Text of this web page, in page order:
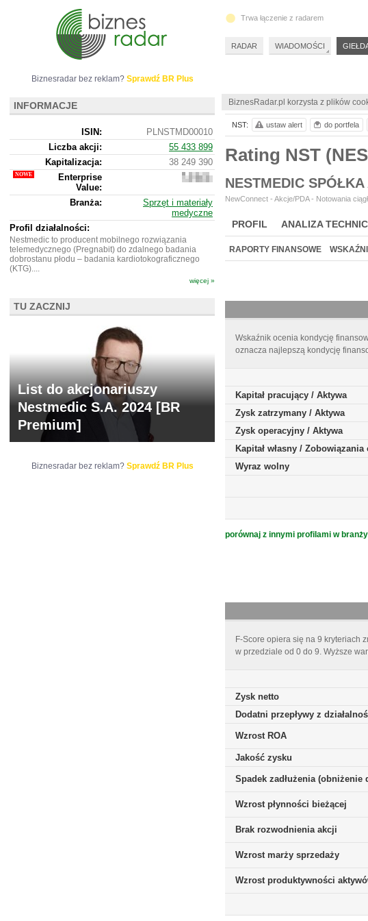
BiznesRadar.pl korzysta z plików
Rating NST
NESTMEDIC
NewConnect - Akcje/PDA - Notowania
PROFIL ANALIZA
RAPORTY FINANSOWE
Wskaźnik ocenia kondycję
oznacza najlepszą kondycję
Kapitał pracujący / Aktywa
Zysk zatrzymany / Aktywa
Zysk operacyjny / Aktywa
Kapitał własny / Zobowiązania
Wyraz wolny
porównaj z innymi profilami w
F-Score opiera się na 9 kryteriach
w przedziale od 0 do 9. Wyższe
Zysk netto
Dodatni przepływy z
Wzrost ROA
Jakość zysku
Spadek zadłużenia (obniżenie
Wzrost płynności bieżącej
Brak rozwodnienia akcji
Wzrost marży sprzedaży
Wzrost produktywności
NST: ustaw alert do portfela
Biznesradar bez reklam? Sprawdź BR Plus
INFORMACJE
ISIN:
PLNSTMD00010
Liczba akcji:
55 433 899
Kapitalizacja:
38 249 390
Enterprise
Value:
37
390
Branża:
Sprzęt i materiały
medyczne
Profil działalności:
Nestmedic to producent mobilnego rozwiązania
telemedycznego (Pregnabit) do zdalnego badania
dobrostanu płodu – badania kardiotokograficznego
(KTG)....
więcej »
TU ZACZNIJ
List do akcjonariuszy
Nestmedic S.A. 2024 [BR
Premium]
Biznesradar bez reklam? Sprawdź BR Plus
Trwa łączenie z radarem
RADAR WIADOMOŚCI